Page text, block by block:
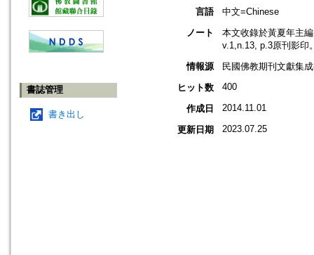
書誌管理
書き出し
言語
中文=Chinese
ノート
本文收錄於黃夏年主
v.1,n.13, p.3原刊影印
情報源
民國佛教期刊文獻集
ヒット数
400
作成日 2014.11.01
更新日期 2023.07.25